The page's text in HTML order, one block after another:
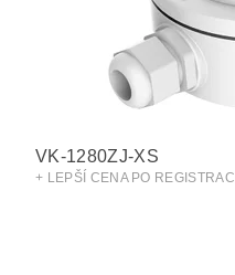
VK-1280ZJ-XS
+ LEPŠÍ CENA PO REGISTRACI